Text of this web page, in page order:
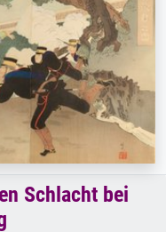
Abstrakt mit viel Rot, Dunkles
Stehender Akt neben einem
Baum.
Schlacht bei